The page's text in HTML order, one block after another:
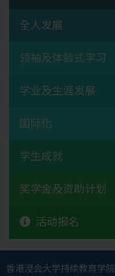
全人发展
领袖及体验式学习
学业及生涯发展
国际化
学生成就
奖学金及资助计划
活动报名
香港浸会大学持续教育学院